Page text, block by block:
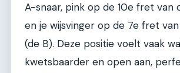
A-snaar, pink op de 10e fret van
en je wijsvinger op de 7e fret
(de B). Deze positie voelt vaak
kwetsbaarder en open aan,